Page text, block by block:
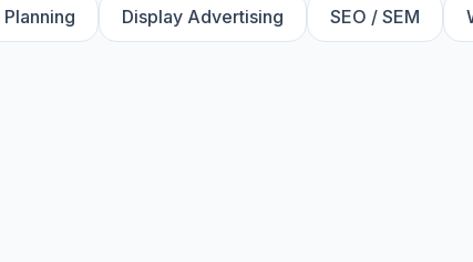
Display Advertising SEO / SEM